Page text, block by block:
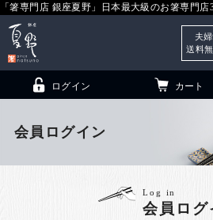
「箸専門店 銀座夏野」日本最大級のお箸専門店
（贈答用・自宅用）
ログイン カート
夫
送料
会員ログイン
Log in
会員ログ